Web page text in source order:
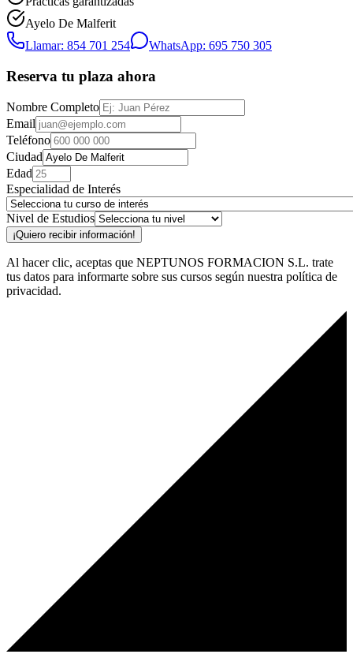
Ayelo De Malferit
Llamar: 854 701 254
WhatsApp: 695 750 305
Reserva tu plaza ahora
Nombre Completo
Email
Teléfono
Ciudad
Edad
Especialidad de Interés
Nivel de Estudios
¡Quiero recibir información!
Al hacer clic, aceptas que NEPTUNOS FORMACION S.L. trate
tus datos para informarte sobre sus cursos según nuestra política de
privacidad.